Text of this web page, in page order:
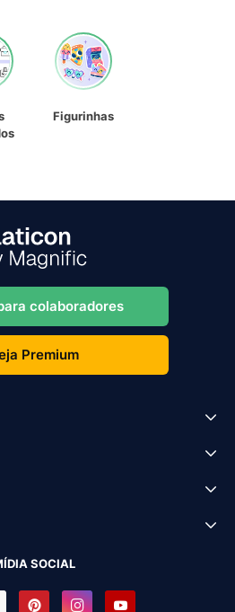
Figurinhas
colaboradores
Premium
SOCIAL